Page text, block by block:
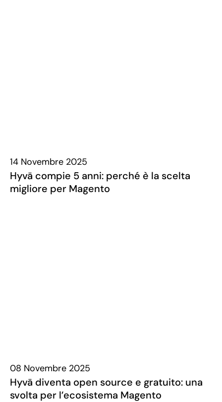
14 Novembre 2025
Hyvä compie 5 anni: perché è la scelta
migliore per Magento
08 Novembre 2025
Hyvä diventa open source e gratuito: una
svolta per l’ecosistema Magento